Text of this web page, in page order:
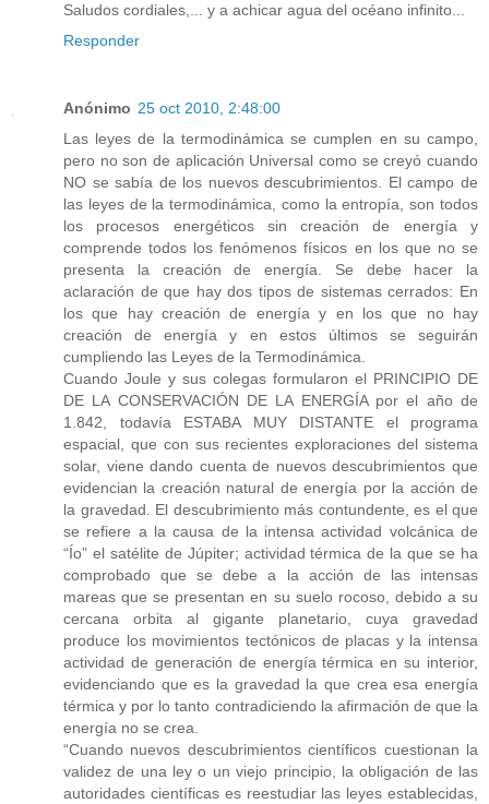
Saludos cordiales,... y a achicar agua del océano infinito...
Responder
Anónimo 25 oct 2010, 2:48:00
Las leyes de la termodinámica se cumplen en su campo,
pero no son de aplicación Universal como se creyó cuando
NO se sabía de los nuevos descubrimientos. El campo de
las leyes de la termodinámica, como la entropía, son todos
los procesos energéticos sin creación de energía y
comprende todos los fenómenos físicos en los que no se
presenta la creación de energía. Se debe hacer la
aclaración de que hay dos tipos de sistemas cerrados: En
los que hay creación de energía y en los que no hay
creación de energía y en estos últimos se seguirán
cumpliendo las Leyes de la Termodinámica.
Cuando Joule y sus colegas formularon el PRINCIPIO DE
DE LA CONSERVACIÓN DE LA ENERGÍA por el año de
1.842, todavía ESTABA MUY DISTANTE el programa
espacial, que con sus recientes exploraciones del sistema
solar, viene dando cuenta de nuevos descubrimientos que
evidencian la creación natural de energía por la acción de
la gravedad. El descubrimiento más contundente, es el que
se refiere a la causa de la intensa actividad volcánica de
“Ío” el satélite de Júpiter; actividad térmica de la que se ha
comprobado que se debe a la acción de las intensas
mareas que se presentan en su suelo rocoso, debido a su
cercana orbita al gigante planetario, cuya gravedad
produce los movimientos tectónicos de placas y la intensa
actividad de generación de energía térmica en su interior,
evidenciando que es la gravedad la que crea esa energía
térmica y por lo tanto contradiciendo la afirmación de que la
energía no se crea.
“Cuando nuevos descubrimientos científicos cuestionan la
validez de una ley o un viejo principio, la obligación de las
autoridades científicas es reestudiar las leyes establecidas,